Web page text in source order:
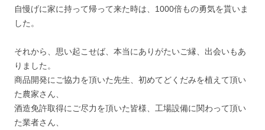
自慢げに家に持って帰って来た時は、1000倍もの勇気を貰いま
した。
それから、思い起こせば、本当にありがたいご縁、出会いもあ
りました。
商品開発にご協力を頂いた先生、初めてどくだみを植えて頂い
た農家さん、
酒造免許取得にご尽力を頂いた皆様、工場設備に関わって頂い
た業者さん、